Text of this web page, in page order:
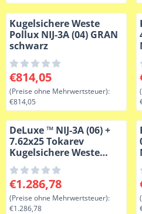
Kugelsichere Weste
Pollux NIJ-3A (04) GRAN
schwarz
Preis: 814,05, ohne MwSt.:
€814,05
(Preise ohne Mehrwertsteuer):
€814,05
DeLuxe ™ NIJ-3A (06) +
7.62x25 Tokarev
Kugelsichere Weste
schwarz
Preis: 1 286,78, ohne MwSt.: 1
€1.286,78
(Preise ohne Mehrwertsteuer):
€1.286,78